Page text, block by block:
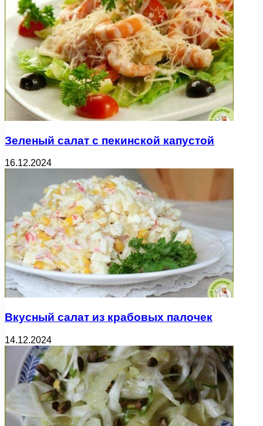
Зеленый салат с пекинской капустой
16.12.2024
Вкусный салат из крабовых палочек
14.12.2024